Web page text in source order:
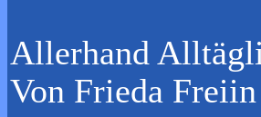
Allerhand
Von Frieda